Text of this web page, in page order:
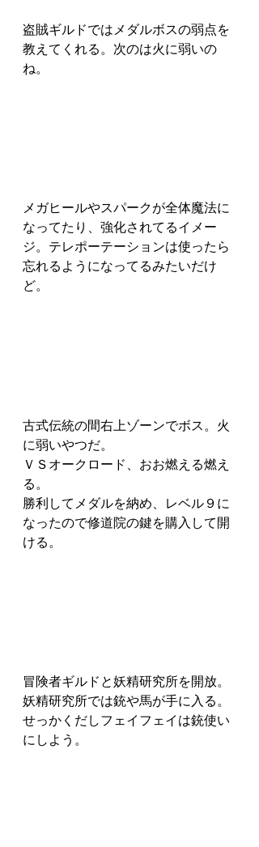
盗賊ギルドではメダルボスの弱点を
教えてくれる。次のは火に弱いの
ね。
メガヒールやスパークが全体魔法に
なってたり、強化されてるイメー
ジ。テレポーテーションは使ったら
忘れるようになってるみたいだけ
ど。
古式伝統の間右上ゾーンでボス。火
に弱いやつだ。
ＶＳオークロード、おお燃える燃え
る。
勝利してメダルを納め、レベル９に
なったので修道院の鍵を購入して開
ける。
冒険者ギルドと妖精研究所を開放。
妖精研究所では銃や馬が手に入る。
せっかくだしフェイフェイは銃使い
にしよう。